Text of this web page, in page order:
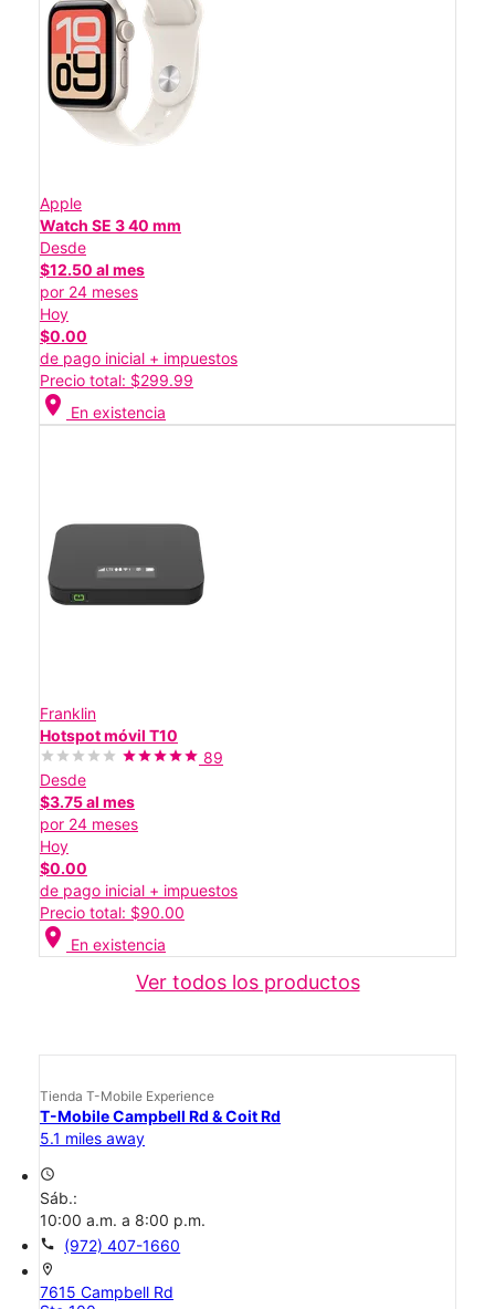
Apple
Watch SE 3 40 mm
Desde
$12.50 al mes
por 24 meses
Hoy
$0.00
de pago inicial + impuestos
Precio total: $299.99
location_on En existencia
Franklin
Hotspot móvil T10
89
Desde
$3.75 al mes
por 24 meses
Hoy
$0.00
de pago inicial + impuestos
Precio total: $90.00
location_on En existencia
Ver todos los productos
Tienda T-Mobile Experience
T-Mobile Campbell Rd & Coit Rd
5.1 miles away
access_time
Sáb.:
10:00 a.m. a 8:00 p.m.
call (972) 407-1660
location_on
7615 Campbell Rd